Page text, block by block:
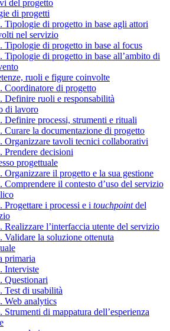
del progetto
di progetti
Tipologie di progetto in base agli attori
nel servizio
Tipologie di progetto in base al focus
Tipologie di progetto in base all’ambito di
ruoli e figure coinvolte
Coordinatore di progetto
Definire ruoli e responsabilità
di lavoro
Definire processi, strumenti e rituali
Curare la documentazione di progetto
Organizzare tavoli tecnici collaborativi
Prendere decisioni
progettuale
Organizzare il progetto e la sua gestione
Comprendere il contesto d’uso del servizio
Progettare i processi e i touchpointdel
Realizzare l’interfaccia utente del servizio
Validare la soluzione ottenuta
primaria
Interviste
Questionari
Test di usabilità
Web analytics
Strumenti di mappatura dell’esperienza